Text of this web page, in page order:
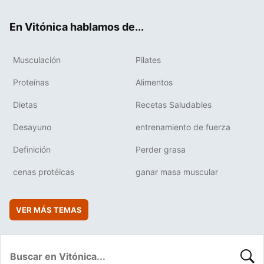
En Vitónica hablamos de...
Musculación Pilates
Proteínas Alimentos
Dietas Recetas Saludables
Desayuno entrenamiento de fuerza
Definición Perder grasa
cenas protéicas ganar masa muscular
VER MÁS TEMAS